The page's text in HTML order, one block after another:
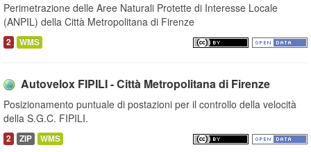
Perimetrazione delle Aree Naturali Protette di Interesse Locale
(ANPIL) della Città Metropolitana di Firenze
2 WMS
Autovelox FIPILI - Città Metropolitana di Firenze
Posizionamento puntuale di postazioni per il controllo della velocità
della S.G.C. FIPILI.
2 ZIP WMS